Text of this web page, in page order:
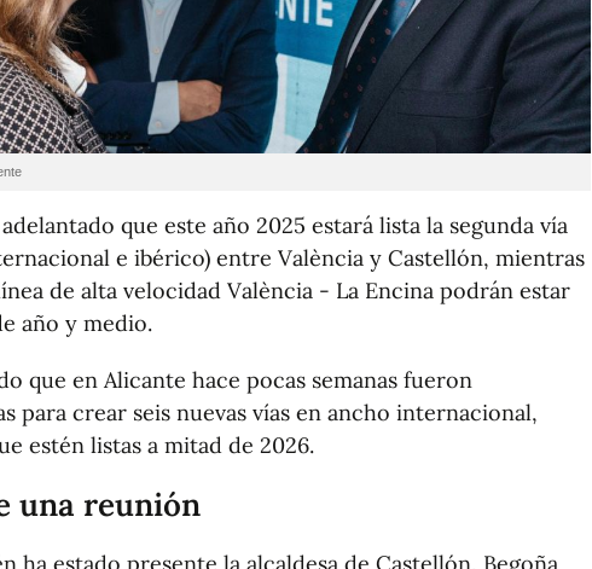
que este año 2025 estará lista la segunda vía
e ibérico) entre València y Castellón, mientras
de alta velocidad València - La Encina podrán estar
año y medio.
que en Alicante hace pocas semanas fueron
para crear seis nuevas vías en ancho internacional,
estén listas a mitad de 2026.
una reunión
ha estado presente la alcaldesa de Castellón, Begoña